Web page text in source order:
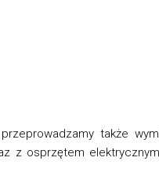
także
z osprzętem